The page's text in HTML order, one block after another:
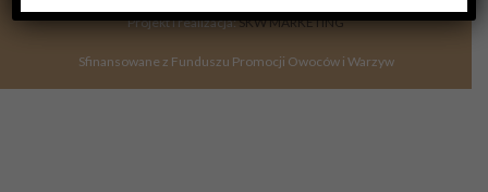
Projekt i realizacja:SKW MARKETING
Sfinansowane z Funduszu Promocji Owoców i Warzyw